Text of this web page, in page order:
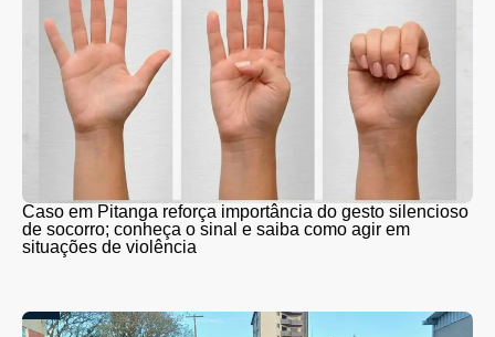
Caso em Pitanga reforça importância do gesto silencioso
de socorro; conheça o sinal e saiba como agir em
situações de violência